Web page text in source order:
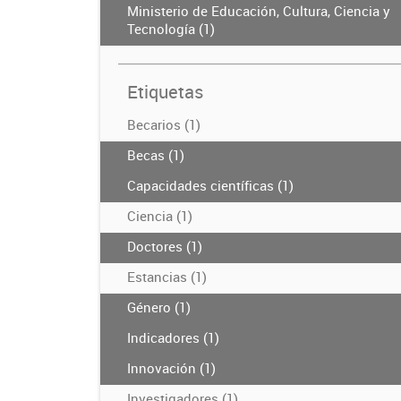
Ministerio de Educación, Cultura, Ciencia y
Tecnología (1)
Etiquetas
Becarios (1)
Becas (1)
Capacidades científicas (1)
Ciencia (1)
Doctores (1)
Estancias (1)
Género (1)
Indicadores (1)
Innovación (1)